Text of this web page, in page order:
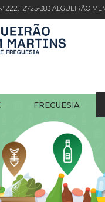
2725-383 ALGUEIRÃO
FREGUESIA